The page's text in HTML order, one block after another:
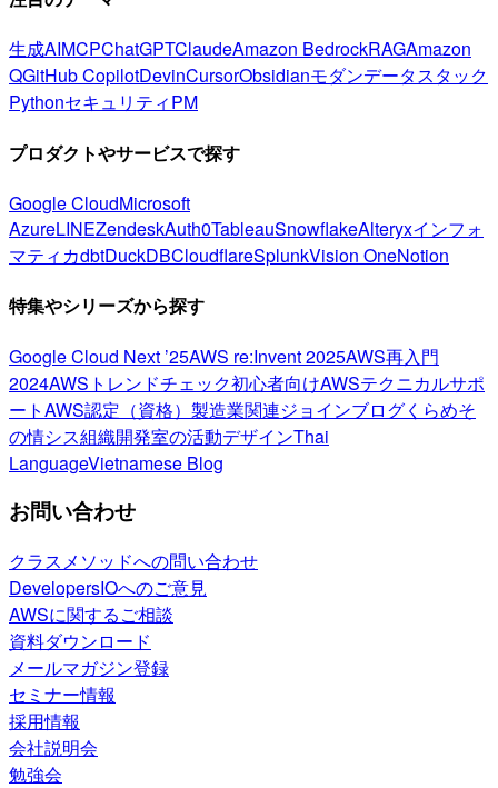
生成AIMCPChatGPTClaudeAmazon BedrockRAGAmazon
QGitHub CopilotDevinCursorObsidianモダンデータスタック
PythonセキュリティPM
プロダクトやサービスで探す
Google CloudMicrosoft
AzureLINEZendeskAuth0TableauSnowflakeAlteryxインフォ
マティカdbtDuckDBCloudflareSplunkVision OneNotion
特集やシリーズから探す
Google Cloud Next ’25AWS re:Invent 2025AWS再入門
2024AWSトレンドチェック初心者向けAWSテクニカルサポ
ートAWS認定（資格） 製造業関連ジョインブログくらめそ
の情シス組織開発室の活動デザインThai
LanguageVietnamese Blog
お問い合わせ
クラスメソッドへの問い合わせ
DevelopersIOへのご意見
AWSに関するご相談
資料ダウンロード
メールマガジン登録
セミナー情報
採用情報
会社説明会
勉強会